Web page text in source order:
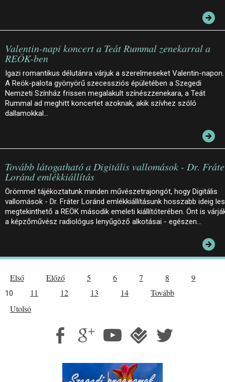
Valentin-napi koncert a Teát Rummal zenekarral a
REÖK-ben
Igazi romantikus délutánra várjuk a szerelmeseket Valentin-napon.
A Reök-palota gyönyörű szecessziós épületében a Szegedi
Nemzeti Színház frissen megalakult színészzenekara, a Teát
Rummal ad meghitt koncertet azoknak, akik szívhez szóló
dallamokkal…
Tovább látogatható a Digitális vallomások - Dr.
Loránd emlékkiállítás
Örömmel tájékoztatunk minden művészetrajongót, hogy Digitális
vallomások - Dr. Fráter Loránd emlékkiállításunk hosszabb ideig
megtekinthető a REÖK második emeleti kiállítóterében. Önt is
a képzőművész radiológus lenyűgöző alkotásai - egészen…
Első Előző 5 6 7 8 9
10 11 12 13 14
Tovább
Utolsó